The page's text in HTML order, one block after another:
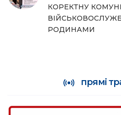
КОРЕКТНУ
РОДИНАМИ
прямі